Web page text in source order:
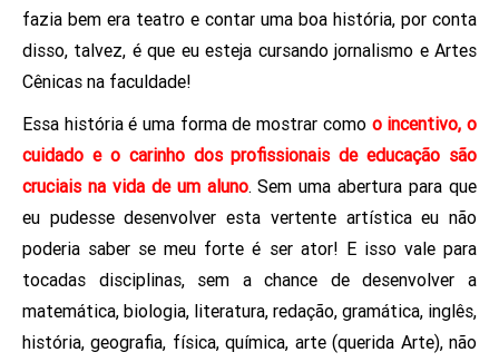
fazia bem era teatro e contar uma boa história, por conta
disso, talvez, é que eu esteja cursando jornalismo e Artes
Cênicas na faculdade!
Essa história é uma forma de mostrar como o incentivo, o
cuidado e o carinho dos profissionais de educação são
cruciais na vida de um aluno. Sem uma abertura para que
eu pudesse desenvolver esta vertente artística eu não
poderia saber se meu forte é ser ator! E isso vale para
tocadas disciplinas, sem a chance de desenvolver a
matemática, biologia, literatura, redação, gramática, inglês,
história, geografia, física, química, arte (querida Arte), não